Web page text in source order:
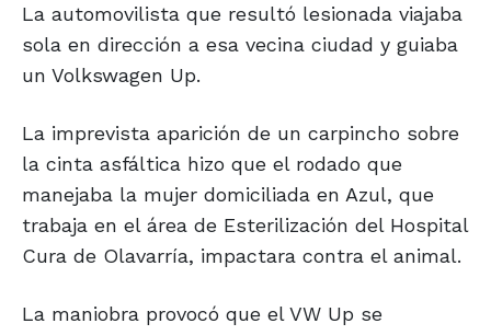
La automovilista que resultó lesionada viajaba
sola en dirección a esa vecina ciudad y guiaba
un Volkswagen Up.
La imprevista aparición de un carpincho sobre
la cinta asfáltica hizo que el rodado que
manejaba la mujer domiciliada en Azul, que
trabaja en el área de Esterilización del Hospital
Cura de Olavarría, impactara contra el animal.
La maniobra provocó que el VW Up se